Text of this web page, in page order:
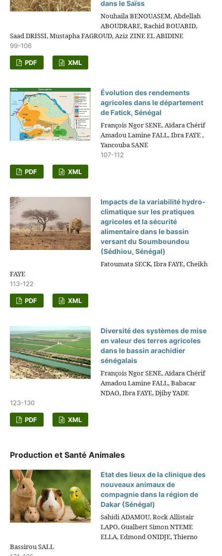
dans le Saïss
Nouhaila BENOUASEM, Abdellah
ABOUDRARE, Rachid BOUABID,
Saad DRISSI, Mustapha FAGROUD, Aziz ZINE EL ABIDINE
99-106
PDF XML
Évolution des rendements
agricoles dans le département
de Fatick, Sénégal
François Ngor SENE, Aïdara Chérif
Amadou Lamine FALL, Ibra FAYE ,
Yancouba SANE
107-112
PDF XML
Impacts de la variabilité hydro-
climatique sur les pratiques
agricoles et la sécurité
alimentaire dans le bassin
versant du Soumboundou
(Sédhiou, Sénégal)
Fatoumata SECK, Ibra FAYE, Cheikh
FAYE
113-122
PDF XML
Diversité des systèmes de mise
en valeur des terres agricoles
dans le bassin arachidier
sénégalais
François Ngor SENE, Aïdara Chérif
Amadou Lamine FALL, Babacar
NDAO, Ibra FAYE, Djiby YADE
123-130
PDF XML
Production et Santé Animales
Etat des lieux de la clinique des
nouveaux animaux de
compagnie dans la région de
Dakar (Sénégal)
Sahidi ADAMOU, Rock Allistair
LAPO, Gualbert Simon NTEME
ELLA, Edmond ONIDJE, Thierno
Bassirou SALL